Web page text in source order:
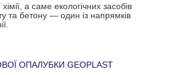
а саме екологічних засобів
та бетону — один із напрямків
ОПАЛУБКИ GEOPLAST